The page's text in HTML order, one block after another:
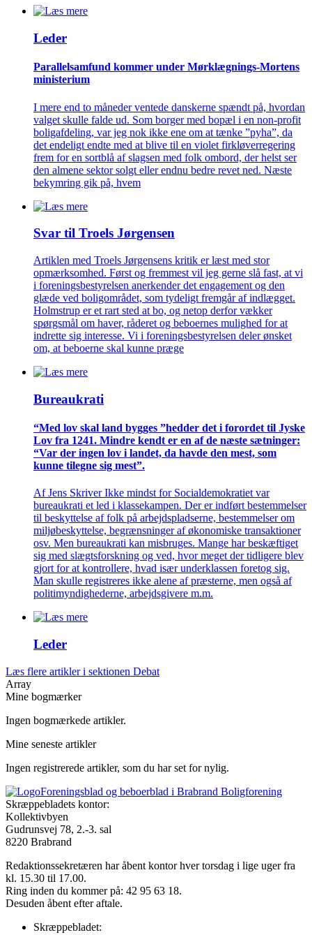
Leder
Parallelsamfund kommer under Mørklægnings-Mortens
ministerium
I mere end to måneder ventede danskerne spændt på, hvordan
valget skulle falde ud. Som borger med bopæl i en non-profit
boligafdeling, var jeg nok ikke ene om at tænke ”pyha”, da
det endeligt endte med at blive til en violet firkløverregering
frem for en sortblå af slagsen med folk ombord, der helst ser
den almene sektor solgt eller endnu bedre revet ned. Næste
bekymring gik på, hvem
Svar til Troels Jørgensen
Artiklen med Troels Jørgensens kritik er læst med stor
opmærksomhed. Først og fremmest vil jeg gerne slå fast, at vi
i foreningsbestyrelsen anerkender det engagement og den
glæde ved boligområdet, som tydeligt fremgår af indlægget.
Holmstrup er et rart sted at bo, og netop derfor vækker
spørgsmål om haver, råderet og beboernes mulighed for at
indrette sig interesse. Vi i foreningsbestyrelsen deler ønsket
om, at beboerne skal kunne præge
Bureaukrati
“Med lov skal land bygges ”hedder det i forordet til Jyske
Lov fra 1241. Mindre kendt er en af de næste sætninger:
“Var der ingen lov i landet, da havde den mest, som
kunne tilegne sig mest”.
Af Jens Skriver Ikke mindst for Socialdemokratiet var
bureaukrati et led i klassekampen. Der er indført bestemmelser
til beskyttelse af folk på arbejdspladserne, bestemmelser om
miljøbeskyttelse, begrænsninger af økonomiske transaktioner
osv. Men bureaukrati kan misbruges. Mange har beskæftiget
sig med slægtsforskning og ved, hvor meget der tidligere blev
gjort for at kontrollere, hvad især underklassen foretog sig.
Man skulle registreres ikke alene af præsterne, men også af
politimyndighederne, arbejdsgivere m.m.
Leder
Læs flere artikler i sektionen Debat
Array
Mine bogmærker
Ingen bogmærkede artikler.
Mine seneste artikler
Ingen registrerede artikler, som du har set for nylig.
Foreningsblad og beboerblad i Brabrand Boligforening
Skræppebladets kontor:
Kollektivbyen
Gudrunsvej 78, 2.-3. sal
8220 Brabrand
Redaktionssekretæren har åbent kontor hver torsdag i lige uger fra
kl. 15.30 til 17.00.
Ring inden du kommer på: 42 95 63 18.
Desuden åbent efter aftale.
Skræppebladet: